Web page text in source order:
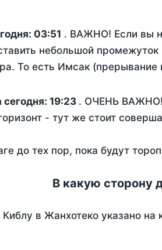
03:51 . ВАЖНО! Если вы
небольшой
То есть Имсак
19:23 . ОЧЕНЬ ВАЖНО!
- тут же стоит
до тех пор, пока будут
В какую сторону
в Жанхотеко указано